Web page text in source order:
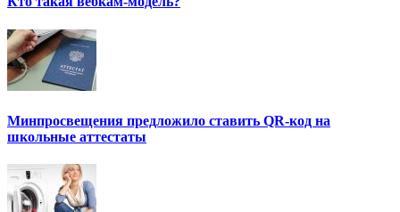
Минпросвещения предложило ставить QR-код на
школьные аттестаты